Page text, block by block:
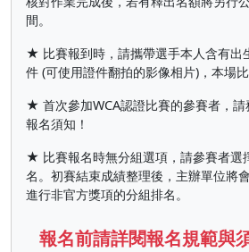
間。
★ 比賽報到時，請攜帶選手本人含有出
件 (可使用證件翻拍的影像相片)，本場比
★ 首次參加WCA認證比賽的參賽者，
報名須知！
★ 比賽報名時無分組選項，請參賽者選
名。初賽結束成績整理後，主辦單位將
進行非官方獎項的分組排名。
報名前請詳閱報名規範與